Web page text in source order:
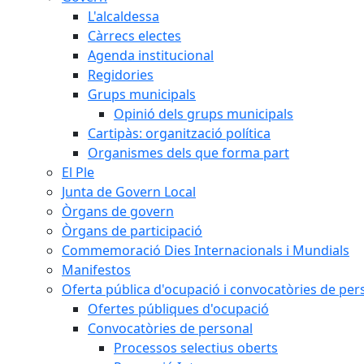
L'alcaldessa
Càrrecs electes
Agenda institucional
Regidories
Grups municipals
Opinió dels grups municipals
Cartipàs: organització política
Organismes dels que forma part
El Ple
Junta de Govern Local
Òrgans de govern
Òrgans de participació
Commemoració Dies Internacionals i Mundials
Manifestos
Oferta pública d'ocupació i convocatòries de
Ofertes públiques d'ocupació
Convocatòries de personal
Processos selectius oberts